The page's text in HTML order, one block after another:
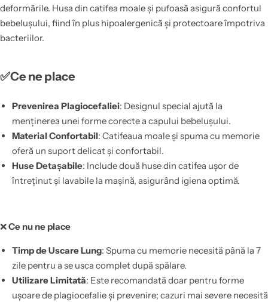
deformările. Husa din catifea moale și pufoasă asigură confortul
bebelușului, fiind în plus hipoalergenică și protectoare împotriva
bacteriilor.
✅Ce ne place
Prevenirea Plagiocefaliei: Designul special ajută la
menținerea unei forme corecte a capului bebelușului.
Material Confortabil: Catifeaua moale și spuma cu memorie
oferă un suport delicat și confortabil.
Huse Detașabile: Include două huse din catifea ușor de
întreținut și lavabile la mașină, asigurând igiena optimă.
❌Ce nu ne place
Timp de Uscare Lung: Spuma cu memorie necesită până la 7
zile pentru a se usca complet după spălare.
Utilizare Limitată: Este recomandată doar pentru forme
ușoare de plagiocefalie și prevenire; cazuri mai severe necesită